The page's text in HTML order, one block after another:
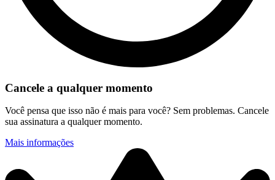
Cancele a qualquer momento
Você pensa que isso não é mais para você? Sem problemas. Cancele
sua assinatura a qualquer momento.
Mais informações